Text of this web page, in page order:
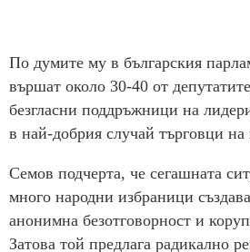
По думите му в българския
вършат около 30-40 от
безгласни поддръжници на
в най-добрия случай търговци на
Семов подчерта, че сегашната
много народни избраници
анонимна безотговорност и
Затова той предлага радикално